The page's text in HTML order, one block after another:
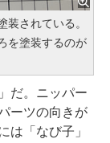
されている。
を塗装するのが
だ。ニッパー
ーツの向きが
は「なび子」